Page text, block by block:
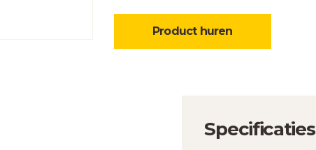
Product huren
Specificaties